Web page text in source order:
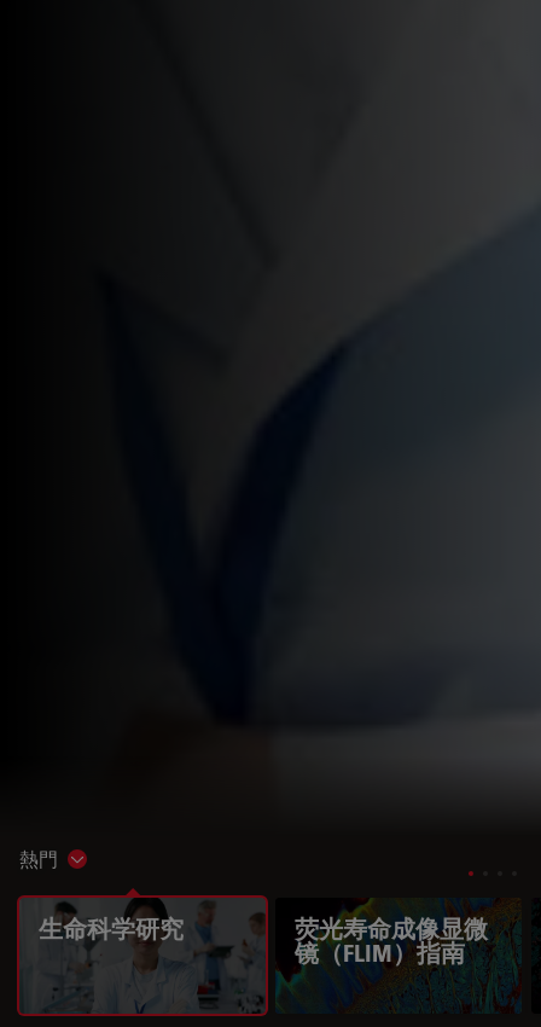
熱門 Show subnavigation
生命科学研究
荧光寿命成像显微
镜（FLIM）指南